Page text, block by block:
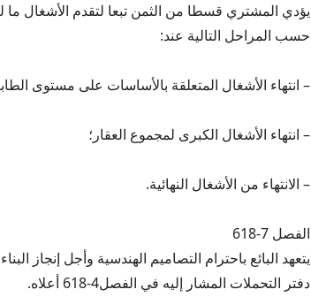
يؤدي المشتري قسطا من الثمن تبعا لتقدم الأشغال
حسب المراحل التالية عند:
– انتهاء الأشغال المتعلقة بالأساسات على مستوى
– انتهاء الأشغال الكبرى لمجموع العقار؛
– الانتهاء من الأشغال النهائية.
الفصل 7-618
يتعهد البائع باحترام التصاميم الهندسية وأجل إنجاز
دفتر التحملات المشار إليه في الفصل4-618 أعلاه.